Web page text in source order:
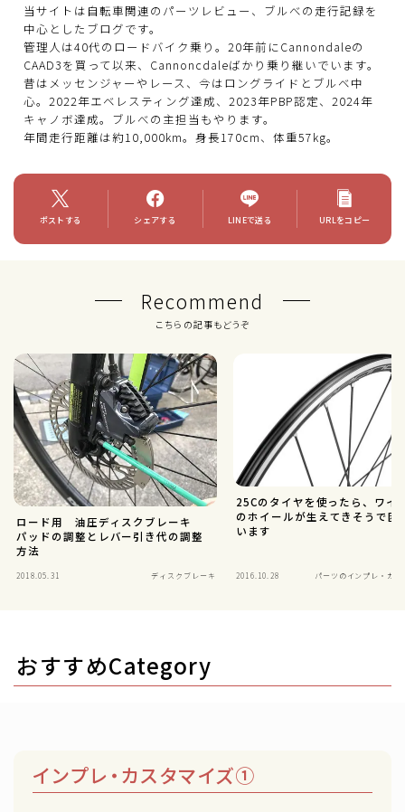
当サイトは自転車関連のパーツレビュー、ブルべの走行記録を
中心としたブログです。
管理人は40代のロードバイク乗り。20年前にCannondaleの
CAAD3を買って以来、Cannoncdaleばかり乗り継いでいます。
昔はメッセンジャーやレース、今はロングライドとブルベ中
心。2022年エベレスティング達成、2023年PBP認定、2024年
キャノボ達成。ブルべの主担当もやります。
年間走行距離は約10,000km。身長170cm、体重57kg。
ポストする シェアする LINEで送る URLをコピー
Recommend
こちらの記事もどうぞ
ロード用 油圧ディスクブレーキ
パッドの調整とレバー引き代の調整
方法
2018.05.31 ディスクブレーキ
25Cのタイヤを使ったら、ワイ
のホイールが生えてきそうで困
います
2016.10.28 パーツのインプレ・カ
おすすめCategory
インプレ・カスタマイズ①